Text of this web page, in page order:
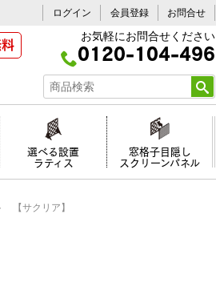
ログイン 会員登録 お問合せ
お気軽にお問合せください
0120-104-496
選べる設置
ラティス
窓格子目隠し
スクリーンパネル
【サクリア】